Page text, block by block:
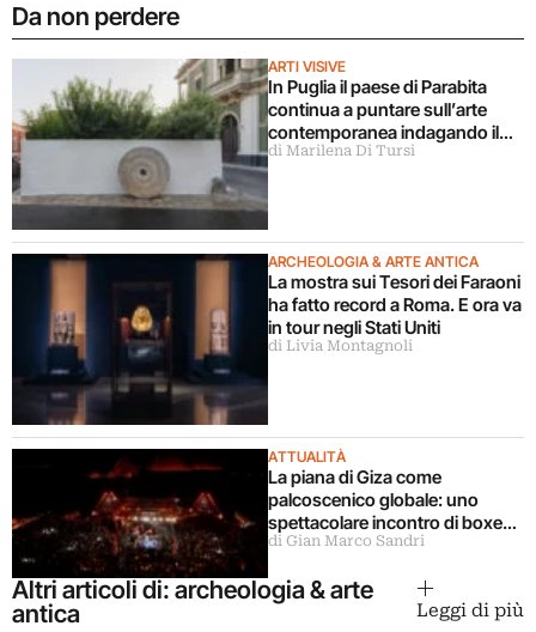
Da non perdere
ARTI VISIVE
In Puglia il paese di Parabita
continua a puntare sull’arte
contemporanea indagando il
sottosuolo
di Marilena Di Tursi
ARCHEOLOGIA & ARTE ANTICA
La mostra sui Tesori dei Faraoni
ha fatto record a Roma. E ora va
in tour negli Stati Uniti
di Livia Montagnoli
ATTUALITÀ
La piana di Giza come
palcoscenico globale: uno
spettacolare incontro di boxe
nell’area archeologica
di Gian Marco Sandri
Altri articoli di: archeologia & arte
antica
Leggi di più